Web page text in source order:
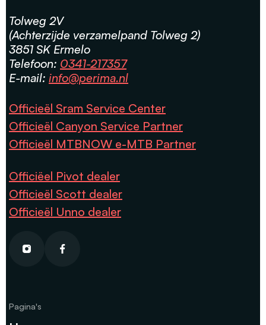
Tolweg 2V
(Achterzijde verzamelpand Tolweg 2)
3851 SK Ermelo
Telefoon: 0341-217357
E-mail: info@perima.nl
Officieël Sram Service Center
Officieël Canyon Service Partner
Officieël MTBNOW e-MTB Partner
Officiëel Pivot dealer
Officieël Scott dealer
Officieël Unno dealer
Pagina's